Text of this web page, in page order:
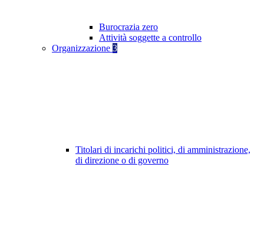
Burocrazia zero
Attività soggette a controllo
Organizzazione 3
Titolari di incarichi politici, di amministrazione,
di direzione o di governo